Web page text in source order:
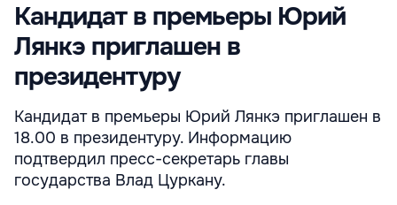
Кандидат в премьеры Юрий
Лянкэ приглашен в
президентуру
Кандидат в премьеры Юрий Лянкэ приглашен в
18.00 в президентуру. Информацию
подтвердил пресс-секретарь главы
государства Влад Цуркану.